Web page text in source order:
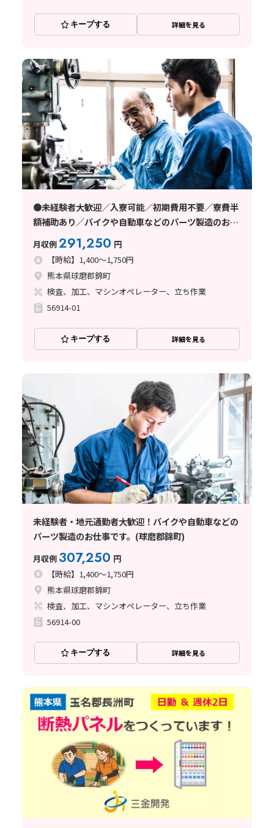
キープする 詳細を見る
●未経験者大歓迎／入寮可能／初期費用不要／寮費半
額補助あり／バイクや自動車などのパーツ製造のお仕
事です。(球磨郡錦町)
月収例291,250 円
【時給】1,400～1,750円
熊本県球磨郡錦町
検査、加工、マシンオペレーター、立ち作業
56914-01
キープする 詳細を見る
未経験者・地元通勤者大歓迎！バイクや自動車などの
パーツ製造のお仕事です。(球磨郡錦町)
月収例 307,250 円
【時給】1,400～1,750円
熊本県球磨郡錦町
検査、加工、マシンオペレーター、立ち作業
56914-00
キープする 詳細を見る